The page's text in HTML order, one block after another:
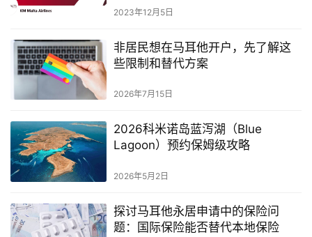
2023年12月5日
非居民想在马耳他开户，先了解这
些限制和替代方案
2026年7月15日
2026科米诺岛蓝泻湖（Blue
Lagoon）预约保姆级攻略
2026年5月2日
探讨马耳他永居申请中的保险问
题：国际保险能否替代本地保险